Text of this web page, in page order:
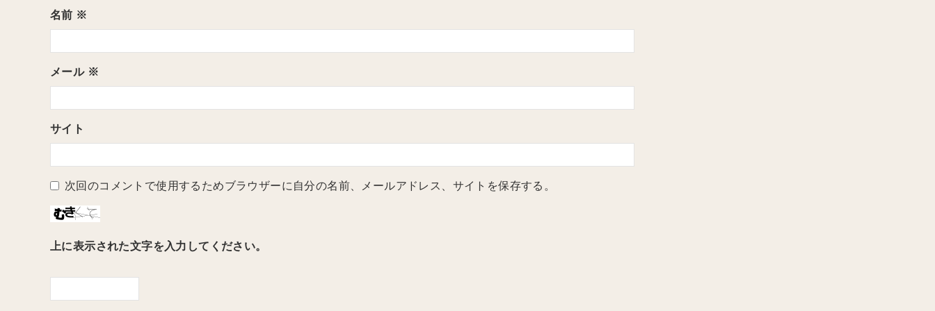
名前 ※
メール ※
サイト
次回のコメントで使用するためブラウザーに自分の名前、メールアドレス、サイトを保存する。
上に表示された文字を入力してください。